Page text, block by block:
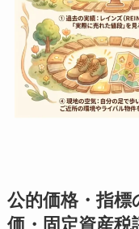
公的価格・指標